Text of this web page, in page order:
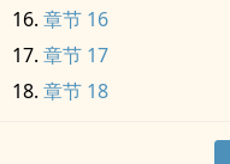
章节 16
章节 17
章节 18